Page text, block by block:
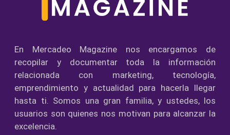
En Mercadeo Magazine nos encargamos de
recopilar y documentar toda la información
relacionada con marketing, tecnología,
emprendimiento y actualidad para hacerla llegar
hasta ti. Somos una gran familia, y ustedes, los
usuarios son quienes nos motivan para alcanzar la
excelencia.